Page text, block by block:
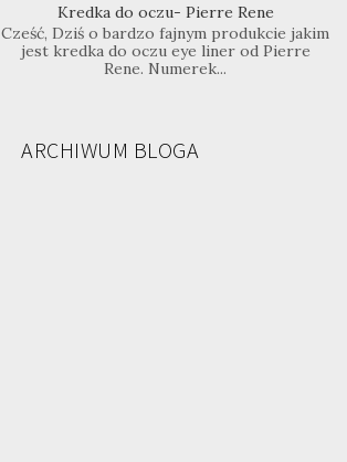
Kredka do oczu- Pierre Rene
Cześć, Dziś o bardzo fajnym produkcie jakim
jest kredka do oczu eye liner od Pierre
Rene. Numerek...
ARCHIWUM BLOGA